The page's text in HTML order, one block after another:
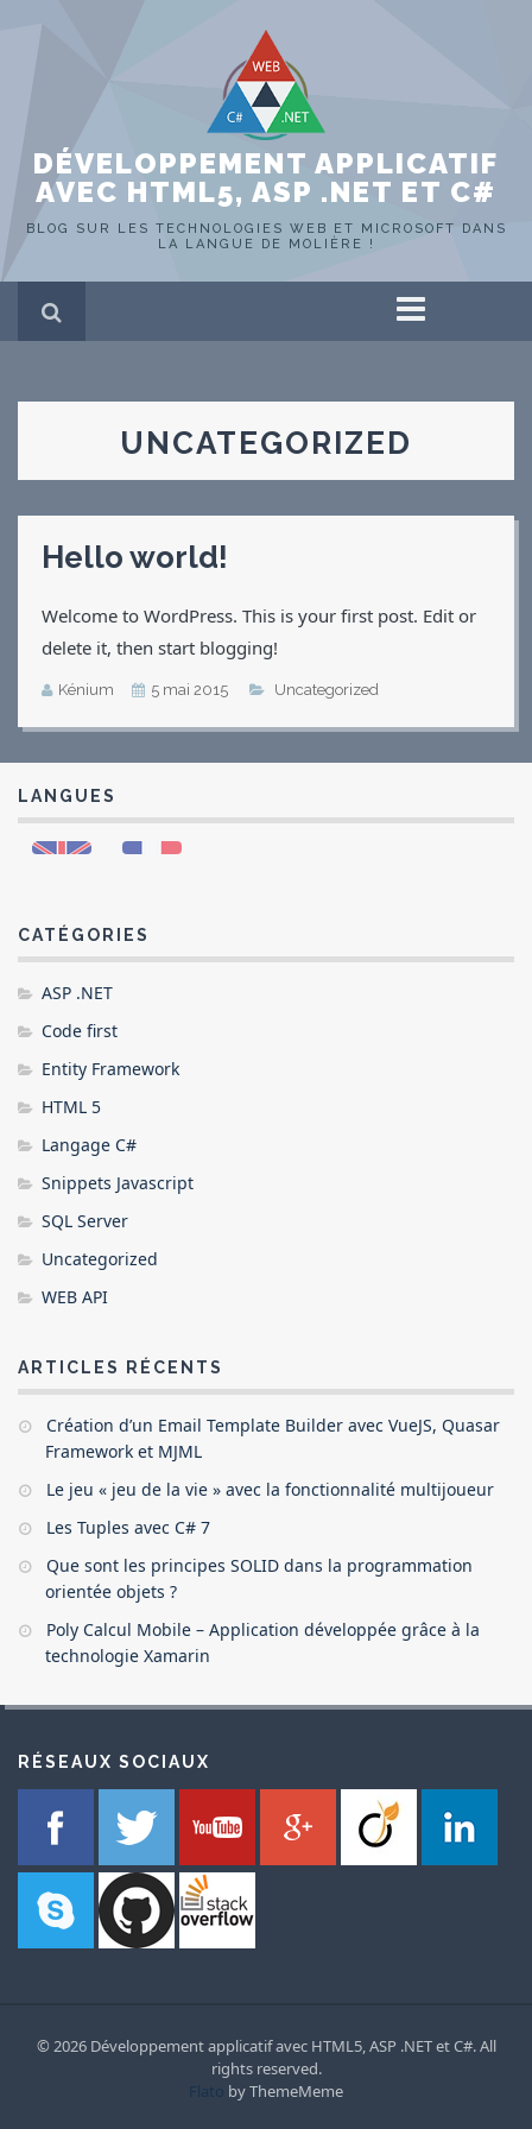
DÉVELOPPEMENT APPLICATIF
AVEC HTML5, ASP .NET ET C#
BLOG SUR LES TECHNOLOGIES WEB ET MICROSOFT DANS
LA LANGUE DE MOLIÈRE !
HTML 5
Hors-sujet
Portfolio
Applications
Vidéos
UNCATEGORIZED
Hello world!
Welcome to WordPress. This is your first post. Edit or
delete it, then start blogging!
Kénium 5 mai 2015 Uncategorized
LANGUES
CATÉGORIES
ASP .NET
Code first
Entity Framework
HTML 5
Langage C#
Snippets Javascript
SQL Server
Uncategorized
WEB API
ARTICLES RÉCENTS
Création d’un Email Template Builder avec VueJS, Quasar
Framework et MJML
Le jeu « jeu de la vie » avec la fonctionnalité multijoueur
Les Tuples avec C# 7
Que sont les principes SOLID dans la programmation
orientée objets ?
Poly Calcul Mobile – Application développée grâce à la
technologie Xamarin
RÉSEAUX SOCIAUX
© 2026 Développement applicatif avec HTML5, ASP .NET et C#. All
rights reserved.
Flato by ThemeMeme